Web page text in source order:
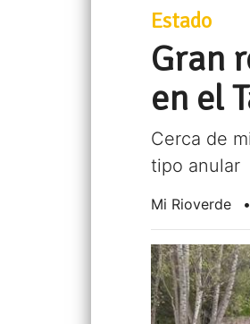
Estado
Gran
en el
Cerca de
tipo anular
Mi Rioverde •